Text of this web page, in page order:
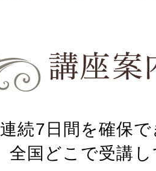
連続7日間を確保
全国どこで受講